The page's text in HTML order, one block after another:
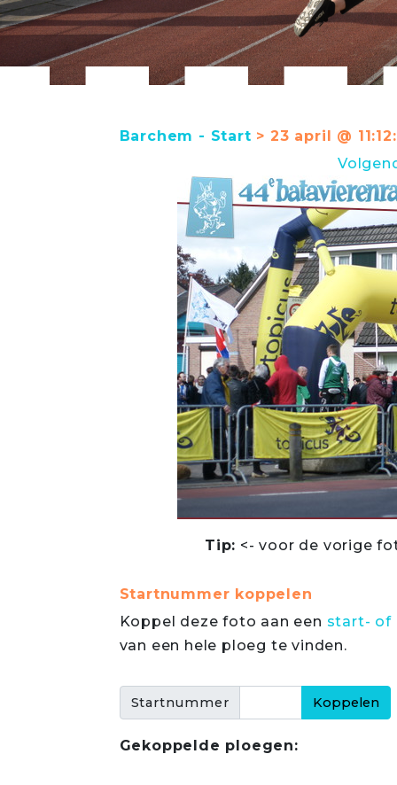
Barchem - Start > 23 april @
Tip: <- voor de vorige
Startnummer koppelen
Koppel deze foto aan een start- of
van een hele ploeg te vinden.
Startnummer
Gekoppelde ploegen: